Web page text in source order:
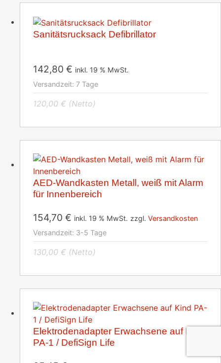
Sanitätsrucksack Defibrillator
142,80 € inkl. 19 % MwSt.
Versandzeit: 7 Tage
120,00 € (Netto)
AED-Wandkasten Metall, weiß mit Alarm
für Innenbereich
154,70 € inkl. 19 % MwSt. zzgl. Versandkosten
Versandzeit: 3-5 Tage
130,00 € (Netto)
Elektrodenadapter Erwachsene auf Kind
PA-1 / DefiSign Life